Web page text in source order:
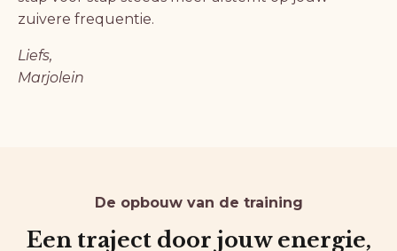
zuivere frequentie.
Liefs,
Marjolein
De opbouw van de training
Een traject door jouw energie,